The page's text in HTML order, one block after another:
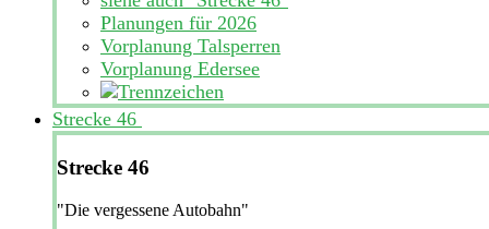
Planungen für 2026
Vorplanung Talsperren
Vorplanung Edersee
Strecke 46
Strecke 46
"Die vergessene Autobahn"